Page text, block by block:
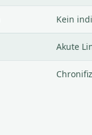
Kein
Akute